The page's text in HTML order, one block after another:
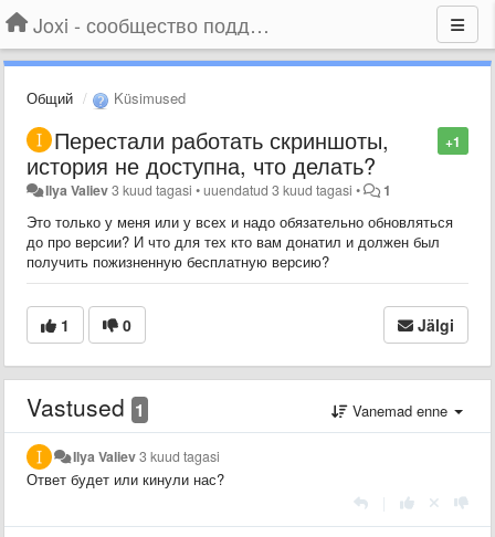
Joxi - сообщество поддержки
Общий Küsimused
+1
Перестали работать скриншоты,
история не доступна, что делать?
Ilya Valiev3 kuud tagasi •uuendatud3 kuud tagasi • 1
Это только у меня или у всех и надо обязательно обновляться
до про версии? И что для тех кто вам донатил и должен был
получить пожизненную бесплатную версию?
1 0 Jälgi
Vastused 1 Vanemad enne
Ilya Valiev3 kuud tagasi
Ответ будет или кинули нас?